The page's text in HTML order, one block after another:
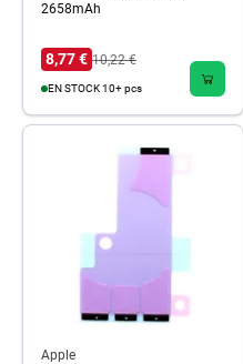
2658mAh
8,77 € 10,22 €
EN STOCK 10+ pcs
Apple